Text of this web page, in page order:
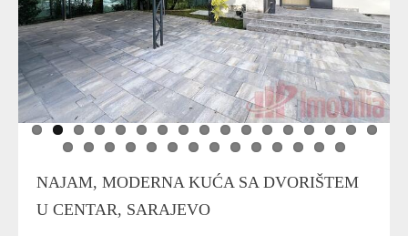
NAJAM, MODERNA KUĆA SA DVORIŠTEM
U CENTAR, SARAJEVO